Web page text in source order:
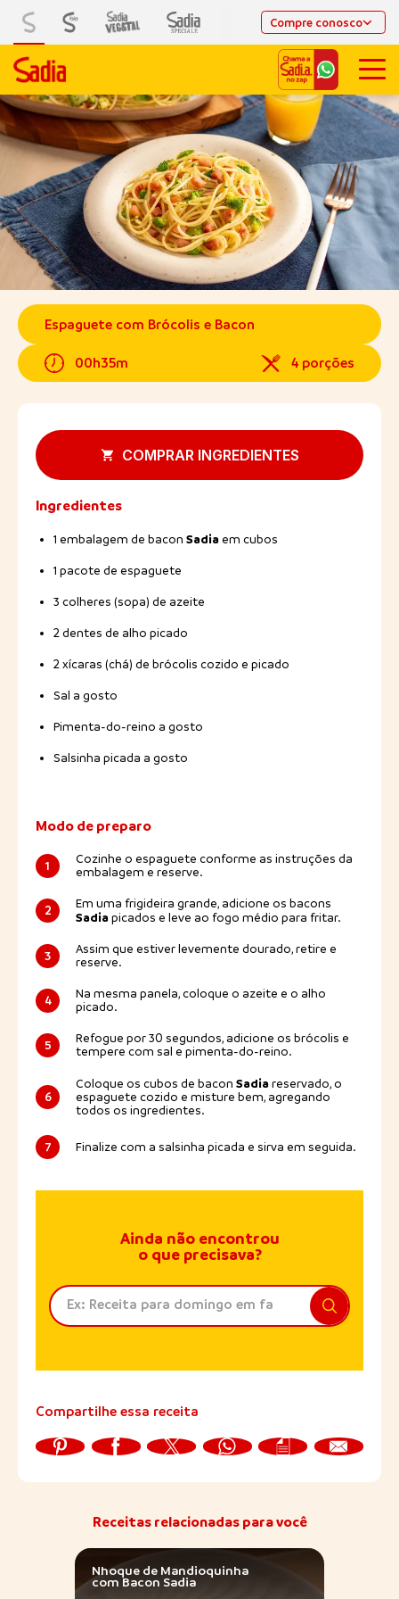
Compre conosco
Espaguete com Brócolis e Bacon
00h35m 4 porções
COMPRAR INGREDIENTES
Ingredientes
1 embalagem de bacon Sadia em cubos
1 pacote de espaguete
3 colheres (sopa) de azeite
2 dentes de alho picado
2 xícaras (chá) de brócolis cozido e picado
Sal a gosto
Pimenta-do-reino a gosto
Salsinha picada a gosto
Modo de preparo
1
Cozinhe o espaguete conforme as instruções da
embalagem e reserve.
2
Em uma frigideira grande, adicione os bacons
Sadia picados e leve ao fogo médio para fritar.
3
Assim que estiver levemente dourado, retire e
reserve.
4
Na mesma panela, coloque o azeite e o alho
picado.
5
Refogue por 30 segundos, adicione os brócolis e
tempere com sal e pimenta-do-reino.
6
Coloque os cubos de bacon Sadia reservado, o
espaguete cozido e misture bem, agregando
todos os ingredientes.
7 Finalize com a salsinha picada e sirva em seguida.
Ainda não encontrou
o que precisava?
Compartilhe essa receita
Receitas relacionadas para você
Nhoque de Mandioquinha
com Bacon Sadia